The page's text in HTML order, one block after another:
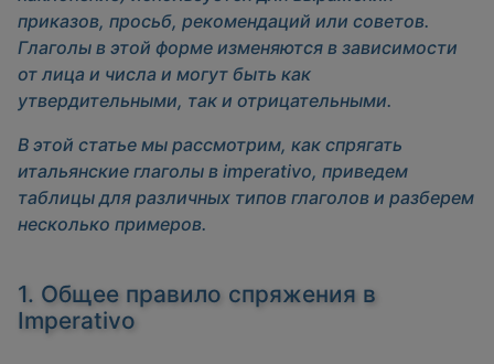
приказов, просьб, рекомендаций или советов.
Глаголы в этой форме изменяются в зависимости
от лица и числа и могут быть как
утвердительными, так и отрицательными.
В этой статье мы рассмотрим, как спрягать
итальянские глаголы в imperativo, приведем
таблицы для различных типов глаголов и разберем
несколько примеров.
1. Общее правило спряжения в
Imperativo